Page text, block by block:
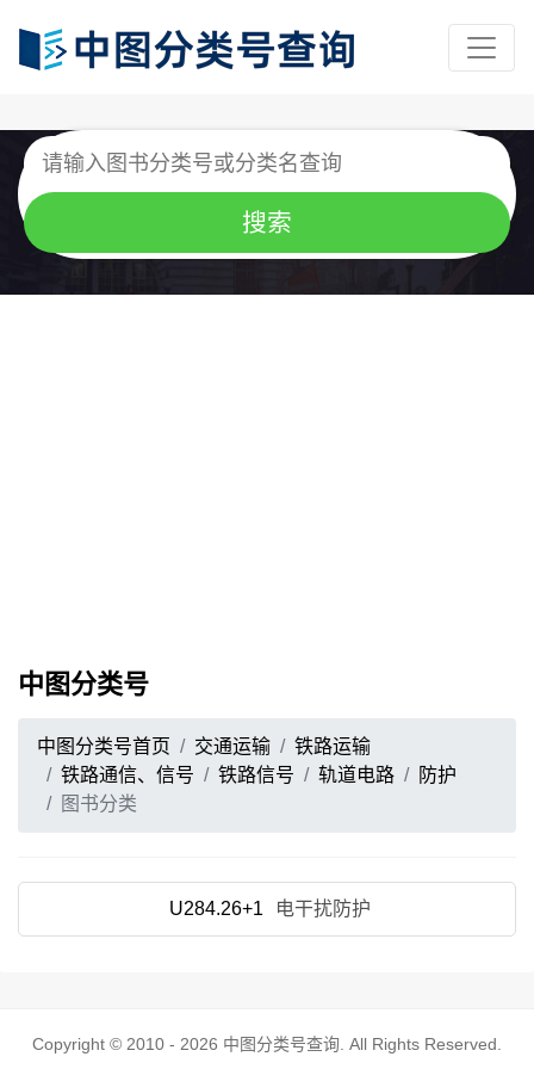
中图分类号
中图分类号首页 交通运输
铁路运输
铁路通信、信号
铁路信号 轨道电路
防护
图书分类
U284.26+1 电干扰防护
Copyright © 2010 - 2026 中图分类号查询 . All Rights Reserved.